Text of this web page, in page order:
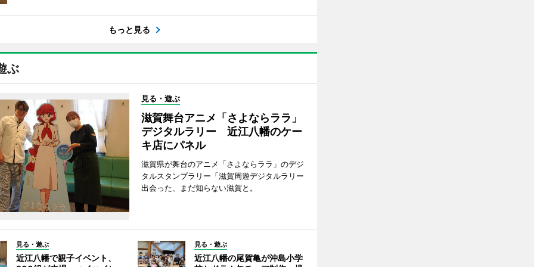
もっと見る
ぶ
見る・遊ぶ
滋賀舞台アニメ「さよならララ」
デジタルラリー 近江八幡のケー
キ店にパネル
滋賀県が舞台のアニメ「さよならララ」のデジ
タルスタンプラリー「滋賀周遊デジタルラリー
出会った、まだ知らない滋賀と。
見る・遊ぶ
近江八幡で親子イベント、
見る・遊ぶ
近江八幡の尾賀亀が沖島小学